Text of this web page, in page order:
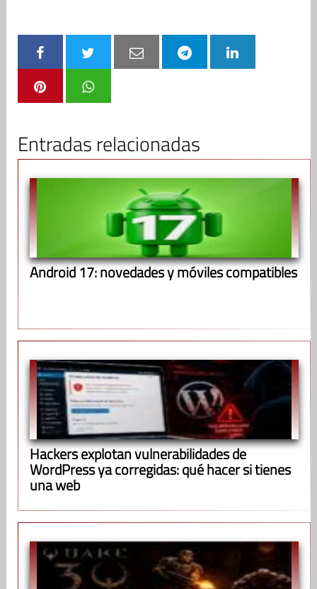
Entradas relacionadas
Android 17: novedades y móviles compatibles
Hackers explotan vulnerabilidades de
WordPress ya corregidas: qué hacer si tienes
una web